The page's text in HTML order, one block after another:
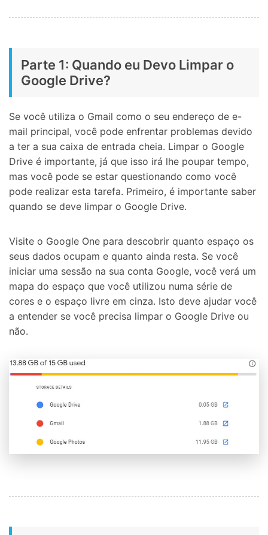
Parte 1: Quando eu Devo Limpar o
Google Drive?
Se você utiliza o Gmail como o seu endereço de e-
mail principal, você pode enfrentar problemas devido
a ter a sua caixa de entrada cheia. Limpar o Google
Drive é importante, já que isso irá lhe poupar tempo,
mas você pode se estar questionando como você
pode realizar esta tarefa. Primeiro, é importante saber
quando se deve limpar o Google Drive.
Visite o Google One para descobrir quanto espaço os
seus dados ocupam e quanto ainda resta. Se você
iniciar uma sessão na sua conta Google, você verá um
mapa do espaço que você utilizou numa série de
cores e o espaço livre em cinza. Isto deve ajudar você
a entender se você precisa limpar o Google Drive ou
não.